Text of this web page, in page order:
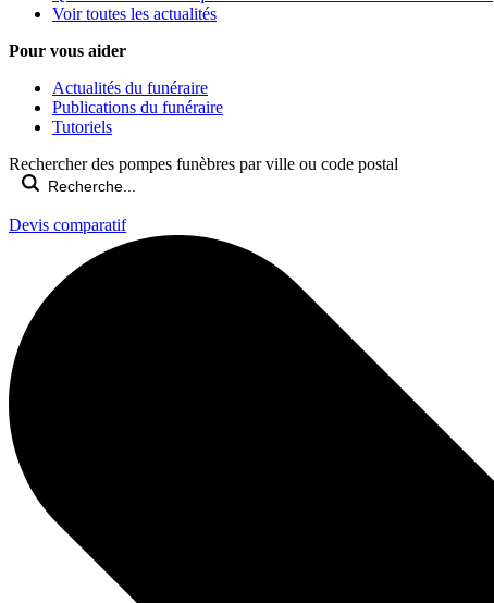
Voir toutes les actualités
Pour vous aider
Actualités du funéraire
Publications du funéraire
Tutoriels
Rechercher des pompes funèbres par ville ou code postal
Devis comparatif